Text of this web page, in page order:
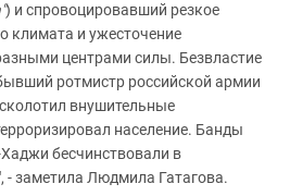
) и спровоцировавший резкое
климата и ужесточение
центрами силы. Безвластие
ротмистр российской армии
внушительные
население. Банды
бесчинствовали в
- заметила Людмила Гатагова.